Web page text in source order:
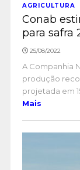
AGRICULTURA
Conab
para safra
25/08/2022
A Companhia
produção
projetada em
Mais